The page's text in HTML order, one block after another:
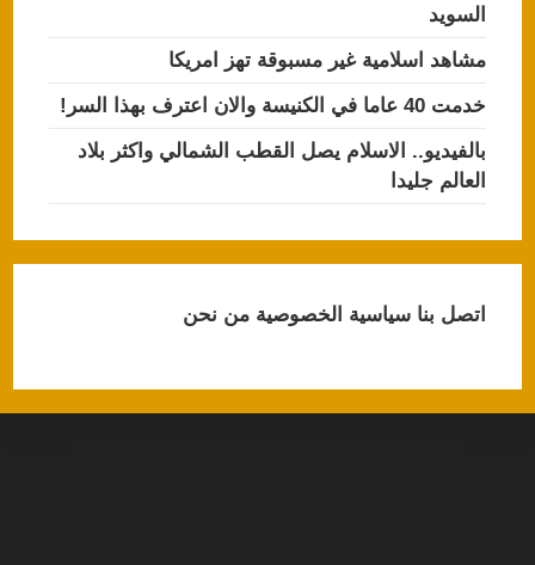
السويد
مشاهد اسلامية غير مسبوقة تهز امريكا
خدمت 40 عاما في الكنيسة والان اعترف بهذا السر!
بالفيديو.. الاسلام يصل القطب الشمالي واكثر بلاد
العالم جليدا
اتصل بناسياسية الخصوصيةمن نحن